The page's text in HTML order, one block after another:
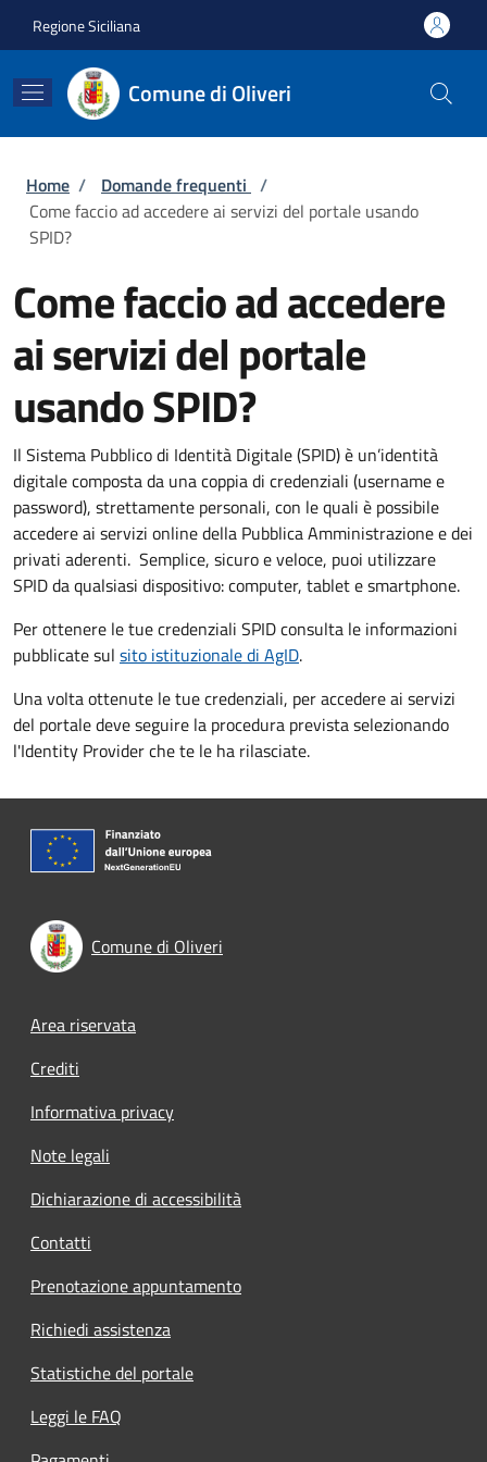
Regione Siciliana
Comune di Oliveri
Briciole di pane
Home / Domande frequenti /
Come faccio ad accedere ai servizi del portale usando
SPID?
Come faccio ad accedere
ai servizi del portale
usando SPID?
Il Sistema Pubblico di Identità Digitale (SPID) è un’identità
digitale composta da una coppia di credenziali (username e
password), strettamente personali, con le quali è possibile
accedere ai servizi online della Pubblica Amministrazione e dei
privati aderenti. Semplice, sicuro e veloce, puoi utilizzare
SPID da qualsiasi dispositivo: computer, tablet e smartphone.
Per ottenere le tue credenziali SPID consulta le informazioni
pubblicate sul sito istituzionale di AgID.
Una volta ottenute le tue credenziali, per accedere ai servizi
del portale deve seguire la procedura prevista selezionando
l'Identity Provider che te le ha rilasciate.
Comune di Oliveri
Footer menu
Area riservata
Crediti
Informativa privacy
Note legali
Dichiarazione di accessibilità
Contatti
Prenotazione appuntamento
Richiedi assistenza
Statistiche del portale
Leggi le FAQ